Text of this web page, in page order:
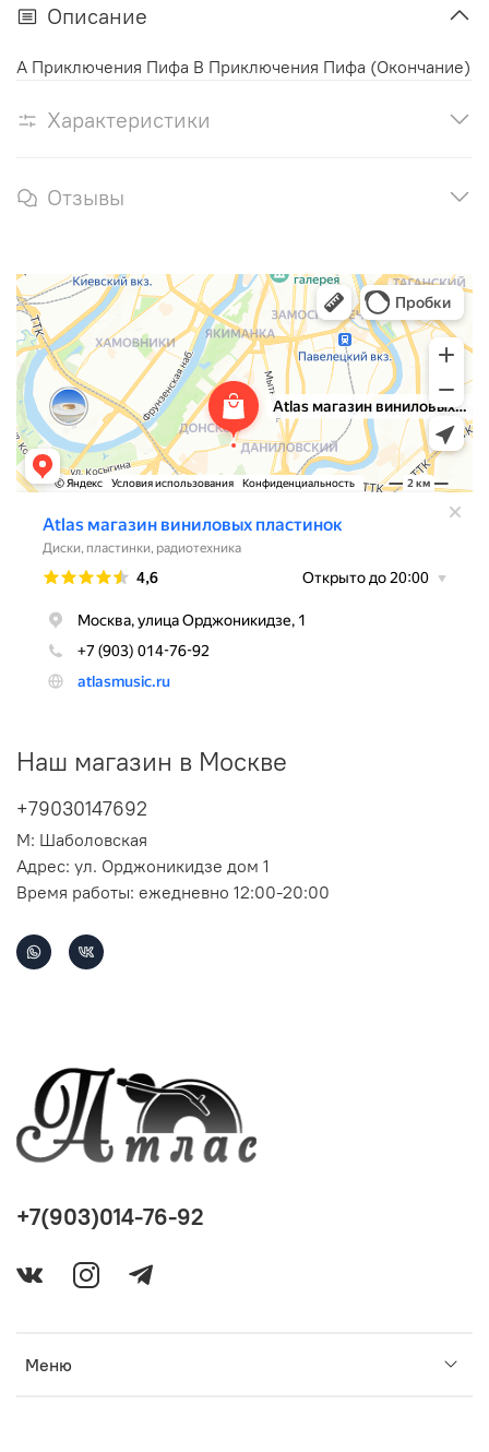
Описание
A Приключения Пифа B Приключения Пифа (Окончание)
Характеристики
Отзывы
Наш магазин в Москве
+79030147692
М: Шаболовская
Адрес: ул. Орджоникидзе дом 1
Время работы: ежедневно 12:00-20:00
Меню
+7(903)014-76-92